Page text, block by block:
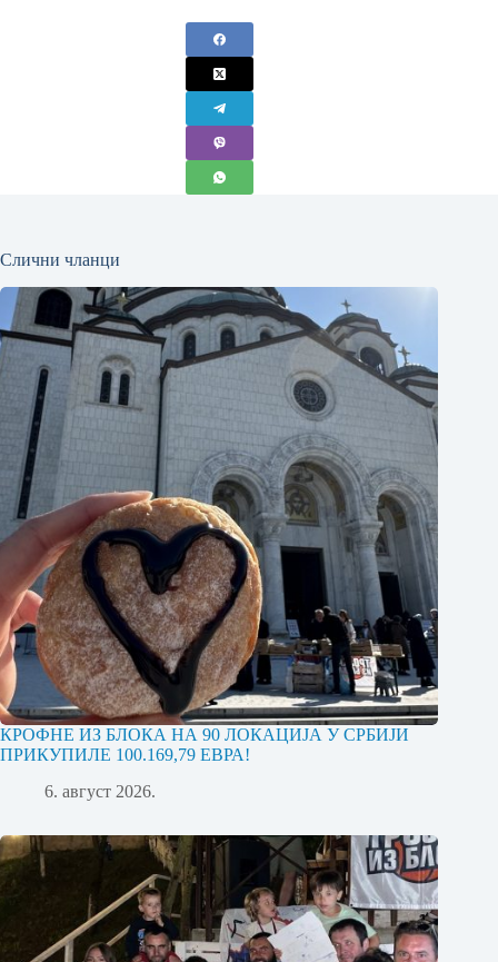
Слични чланци
КРОФНЕ ИЗ БЛОКА НА 90 ЛОКАЦИЈА У СРБИЈИ
ПРИКУПИЛЕ 100.169,79 ЕВРА!
6. август 2026.